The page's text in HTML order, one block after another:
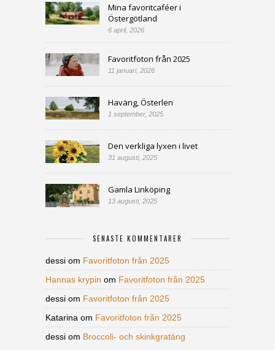
Mina favoritcaféer i
Östergötland
6 april, 2026
Favoritfoton från 2025
11 januari, 2026
Haväng, Österlen
1 september, 2025
Den verkliga lyxen i livet
31 augusti, 2025
Gamla Linköping
13 augusti, 2025
SENASTE KOMMENTARER
dessi om Favoritfoton från 2025
Hannas krypin om Favoritfoton från 2025
dessi om Favoritfoton från 2025
Katarina om Favoritfoton från 2025
dessi om Broccoli- och skinkgratäng